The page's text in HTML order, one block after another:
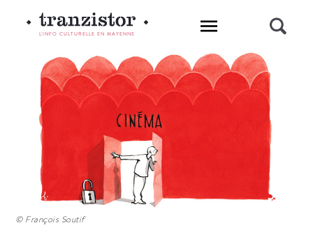
L'INFO CULTURELLE EN MAYENNE
© François Soutif